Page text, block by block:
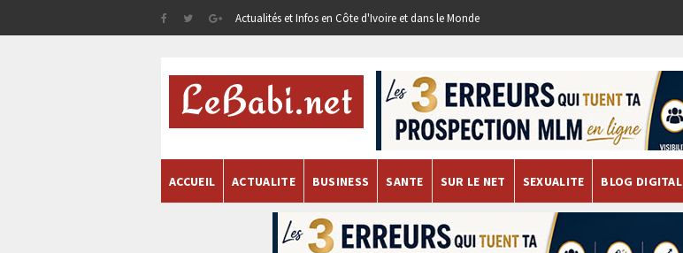
Actualités et Infos en Côte d'Ivoire et dans le Monde
ACCUEIL ACTUALITE BUSINESS SANTE SUR LE NET SEXUALITE BLOG DIGITAL